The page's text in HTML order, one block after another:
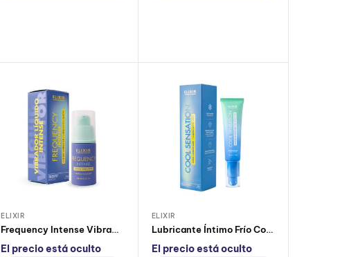
ELIXIR
Frequency Intense Vibrador Líquido
El precio está oculto
ELIXIR
Lubricante Íntimo Frío Cool Sensation Elixir
El precio está oculto